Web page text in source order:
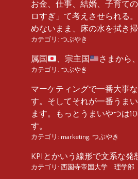
お金、仕事、結婚、子育て
ロすぎ」て考えさせられる
めないまま、床の水を拭き掃
カテゴリ: つぶやき
属国 、宗主国 さまから
カテゴリ: つぶやき
マーケティングで一番大事
す。そしてそれが一番うま
ます。もっとうまいやつは
す。
カテゴリ: marketing, つぶやき
KPIとかいう線形で文系な発
カテゴリ: 西園寺帝国大学 理学部